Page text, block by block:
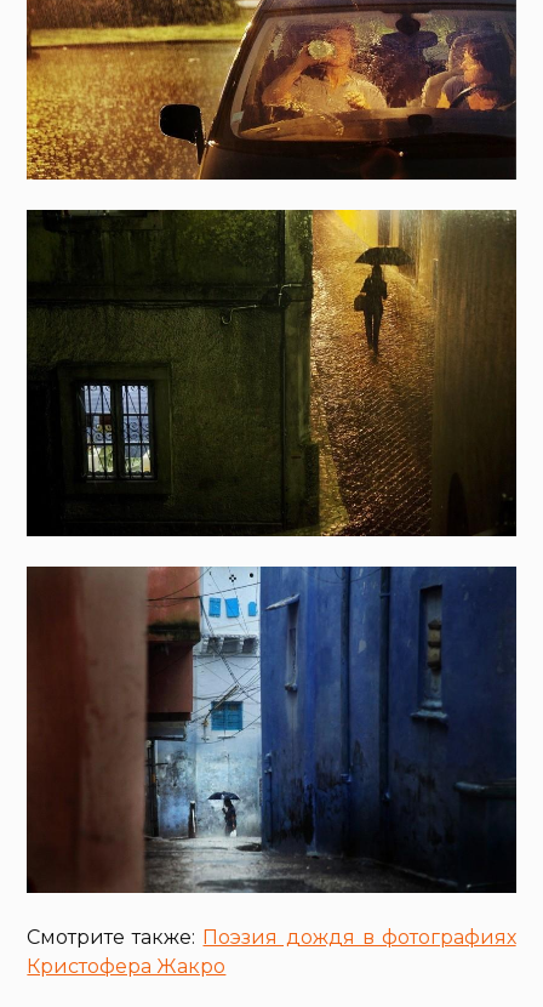
Смотрите также: Поэзия дождя в фотографиях
Кристофера Жакро